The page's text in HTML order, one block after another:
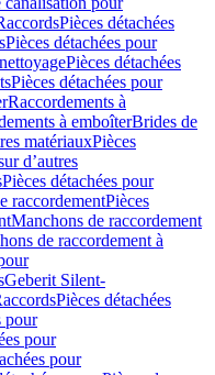
Pièces détachées
Pièces détachées pour
Pièces détachées
Pièces détachées pour
Raccordements à
à emboîterBrides de
matériauxPièces
d’autres
Pièces détachées pour
raccordementPièces
Manchons de raccordement
de raccordement à
Geberit Silent-
Pièces détachées
pour
pour
pour